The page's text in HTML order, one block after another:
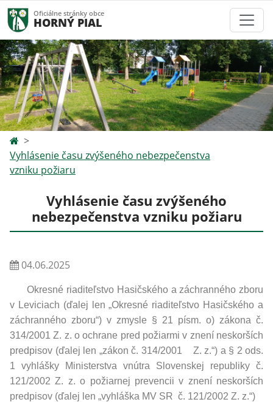
Oficiálne stránky obce
HORNÝ PIAL
Vyhlásenie času zvýšeného nebezpečenstva
vzniku požiaru
Vyhlásenie času zvýšeného
nebezpečenstva vzniku požiaru
04.06.2025
Okresné riaditeľstvo Hasičského a záchranného zboru
v Leviciach (ďalej len „Okresné riaditeľstvo Hasičského a
záchranného zboru“) v zmysle § 21 písm. o) zákona č.
314/2001 Z. z. o ochrane pred požiarmi v znení neskorších
predpisov (ďalej len „zákon č. 314/2001 Z. z.“) a § 2 ods.
1 vyhlášky Ministerstva vnútra Slovenskej republiky č.
121/2002 Z. z. o požiarnej prevencii v znení neskorších
predpisov (ďalej len „vyhláška MV SR č. 121/2002 Z. z.“)